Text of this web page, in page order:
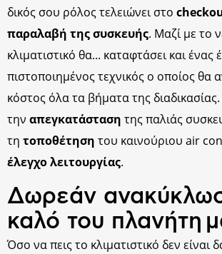
δικός σου ρόλος τελειώνει στο
παραλαβή της συσκευής. Μαζί με το
κλιματιστικό θα... καταφτάσει και ένας
πιστοποιημένος τεχνικός ο οποίος θα
κόστος όλα τα βήματα της
την απεγκατάσταση της παλιάς
τη τοποθέτηση του καινούριου air
έλεγχο λειτουργίας.
Δωρεάν
καλό του πλανήτη
Όσο να πεις το κλιματιστικό δεν είναι